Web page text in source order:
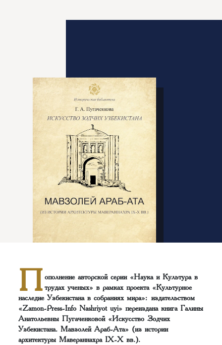
П ополнение авторской серии «Наука и Культура в
трудах ученых» в рамках проекта «Культурное
наследие Узбекистана в собраниях мира»: издательством
«Zamon-Press-Info Nashriyot uyi» переиздана книга Галины
Анатольевны Пугаченковой «Искусство Зодчих
Узбекистана. Мавзолей Араб-Ата» (из истории
архитектуры Мавераннахра IX-X вв.).